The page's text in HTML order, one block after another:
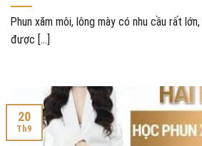
Phun xăm môi, lông mày có nhu cầu rất
được [...]
20
Th9